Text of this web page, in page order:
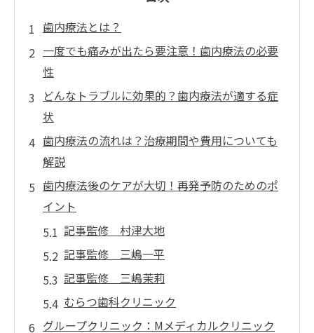
歯内療法とは？
一度でも痛みが出たら要注意！歯内療法の必要
性
どんなトラブルに効果的？歯内療法が適する症
状
歯内療法の流れは？治療期間や費用についても
解説
歯内療法後のケアが大切！再発予防のためのポ
イント
記事監修 村津大地
記事監修 三嶋一平
記事監修 三嶋茉莉
むらつ歯科クリニック
グループクリニック：Mメディカルクリニック